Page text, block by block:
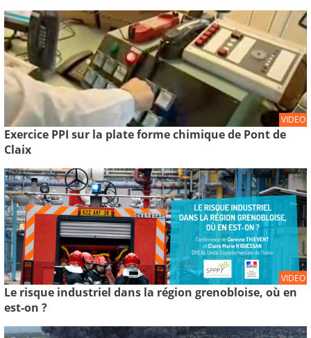
VIDEO
Exercice PPI sur la plate forme chimique de Pont de
Claix
VIDEO
Le risque industriel dans la région grenobloise, où en
est-on ?